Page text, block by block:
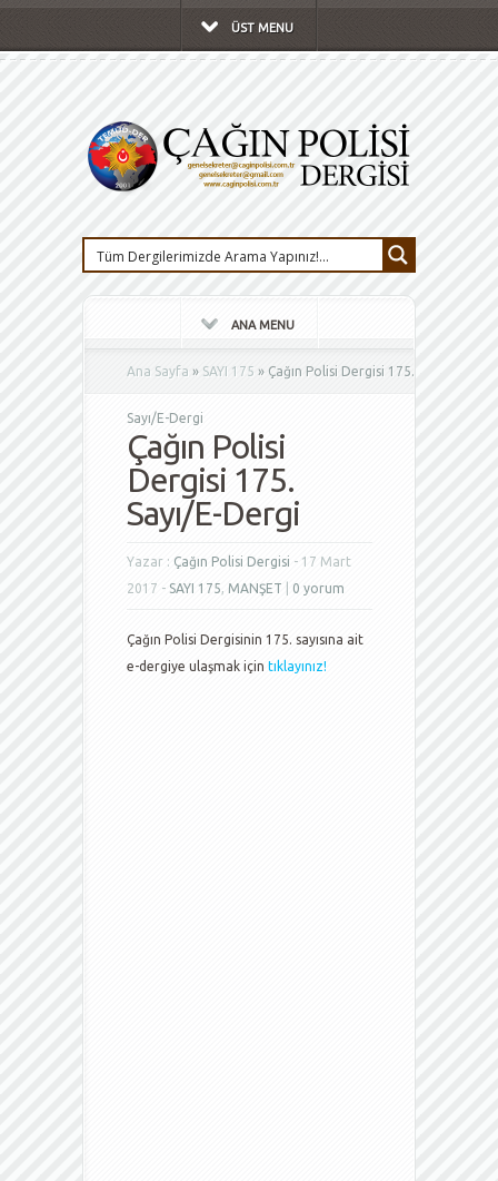
ÜST MENU
ANA MENU
Ana Sayfa » SAYI 175 » Çağın Polisi Dergisi 175.
Sayı/E-Dergi
Çağın Polisi
Dergisi 175.
Sayı/E-Dergi
Yazar : Çağın Polisi Dergisi - 17 Mart
2017 - SAYI 175, MANŞET 0 yorum
Çağın Polisi Dergisinin 175. sayısına ait
e-dergiye ulaşmak için tıklayınız!